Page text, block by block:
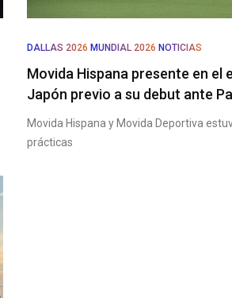
DALLAS 2026 MUNDIAL 2026 NOTICIAS
Movida Hispana presente en el
Japón previo a su debut ante
Movida Hispana y Movida Deportiva
prácticas